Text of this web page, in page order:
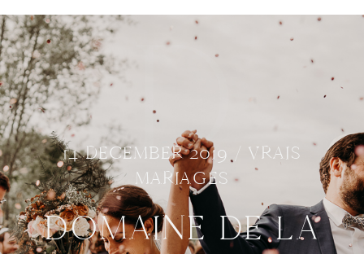
14 DECEMBER 2019 / VRAIS
MARIAGES
DOMAINE DE LA
D
VIDÉOS
OFFRES
NOUS CONTACTER
LAURÈNE & THE WOLF ©2020.